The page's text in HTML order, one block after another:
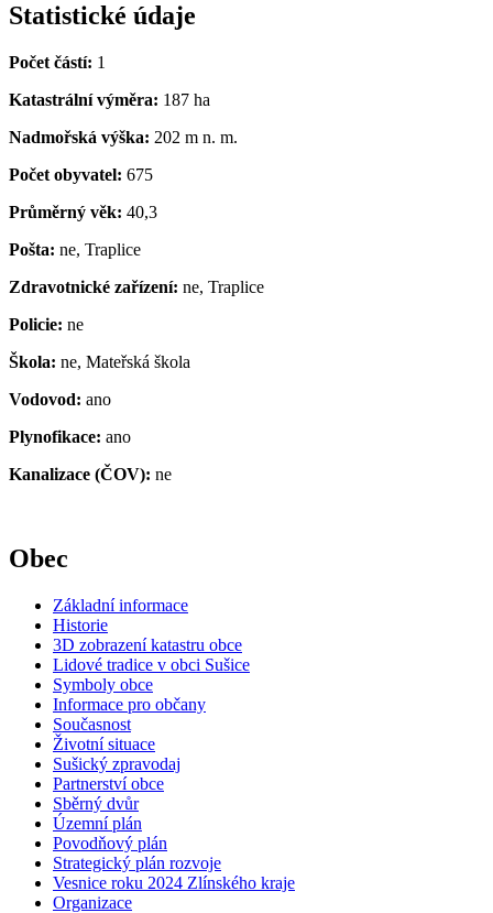
Statistické údaje
Počet částí: 1
Katastrální výměra: 187 ha
Nadmořská výška: 202 m n. m.
Počet obyvatel: 675
Průměrný věk: 40,3
Pošta: ne, Traplice
Zdravotnické zařízení: ne, Traplice
Policie: ne
Škola: ne, Mateřská škola
Vodovod: ano
Plynofikace: ano
Kanalizace (ČOV): ne
Obec
Základní informace
Historie
3D zobrazení katastru obce
Lidové tradice v obci Sušice
Symboly obce
Informace pro občany
Současnost
Životní situace
Sušický zpravodaj
Partnerství obce
Sběrný dvůr
Územní plán
Povodňový plán
Strategický plán rozvoje
Vesnice roku 2024 Zlínského kraje
Organizace